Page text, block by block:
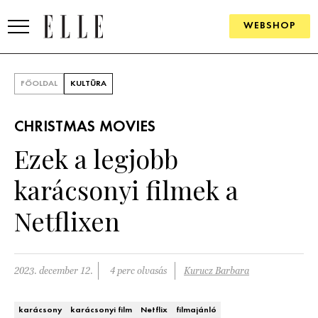
WEBSHOP
SZÉPSÉG
ÉLETMÓD
PÁRKAPCSOLAT
FŐOLDAL KULTÚRA
CHRISTMAS MOVIES
Ezek a legjobb
karácsonyi filmek a
Netflixen
2023. december 12. 4 perc olvasás Kurucz Barbara
karácsony karácsonyi film Netflix filmajánló